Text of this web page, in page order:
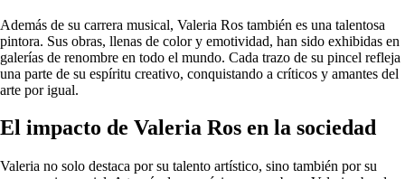
Además de su carrera musical, Valeria Ros también es una talentosa
pintora. Sus obras, llenas de color y emotividad, han sido exhibidas en
galerías de renombre en todo el mundo. Cada trazo de su pincel refleja
una parte de su espíritu creativo, conquistando a críticos y amantes del
arte por igual.
El impacto de Valeria Ros en la sociedad
Valeria no solo destaca por su talento artístico, sino también por su